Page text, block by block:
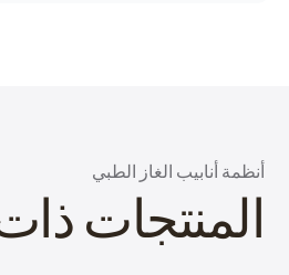
أنظمة أنابيب الغاز الطبي
المنتجات